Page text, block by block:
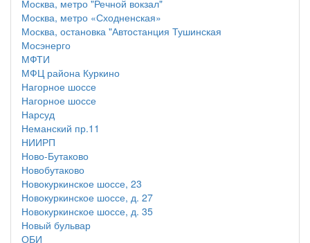
Москва, метро "Речной вокзал"
Москва, метро «Сходненская»
Москва, остановка "Автостанция Тушинская
Мосэнерго
МФТИ
МФЦ района Куркино
Нагорное шоссе
Нагорное шоссе
Нарсуд
Неманский пр.11
НИИРП
Ново-Бутаково
Новобутаково
Новокуркинское шоссе, 23
Новокуркинское шоссе, д. 27
Новокуркинское шоссе, д. 35
Новый бульвар
ОБИ